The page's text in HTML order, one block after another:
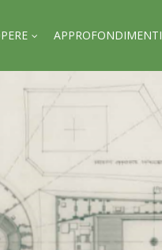
APPROFONDIMENTI